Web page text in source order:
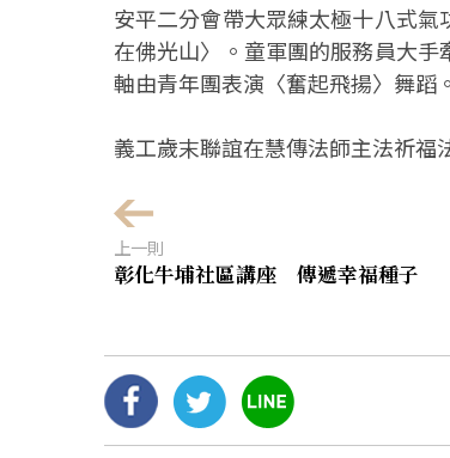
安平二分會帶大眾練太極十八式
在佛光山〉。童軍團的服務員大
軸由青年團表演〈奮起飛揚〉舞蹈。
義工歲末聯誼在慧傳法師主法祈福
上一則
彰化牛埔社區講座 傳遞幸福種子